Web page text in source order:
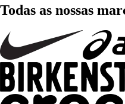
Todas as nossas